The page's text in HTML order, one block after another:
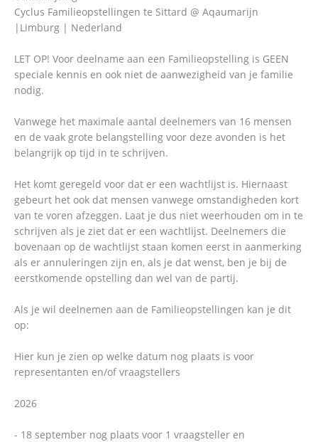
Cyclus Familieopstellingen te Sittard @ Aqaumarijn
|Limburg | Nederland
LET OP! Voor deelname aan een Familieopstelling is GEEN
speciale kennis en ook niet de aanwezigheid van je familie
nodig.
Vanwege het maximale aantal deelnemers van 16 mensen
en de vaak grote belangstelling voor deze avonden is het
belangrijk op tijd in te schrijven.
Het komt geregeld voor dat er een wachtlijst is. Hiernaast
gebeurt het ook dat mensen vanwege omstandigheden kort
van te voren afzeggen. Laat je dus niet weerhouden om in te
schrijven als je ziet dat er een wachtlijst. Deelnemers die
bovenaan op de wachtlijst staan komen eerst in aanmerking
als er annuleringen zijn en, als je dat wenst, ben je bij de
eerstkomende opstelling dan wel van de partij.
Als je wil deelnemen aan de Familieopstellingen kan je dit
op:
Hier kun je zien op welke datum nog plaats is voor
representanten en/of vraagstellers
2026
- 18 september nog plaats voor 1 vraagsteller en